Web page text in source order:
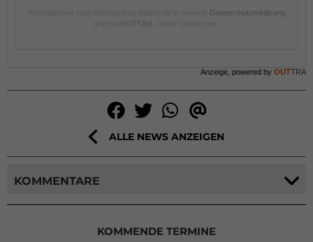
Datenschutzerklärung
Anzeige, powered by OUTTRA
ALLE NEWS ANZEIGEN
KOMMENTARE
KOMMENDE TERMINE